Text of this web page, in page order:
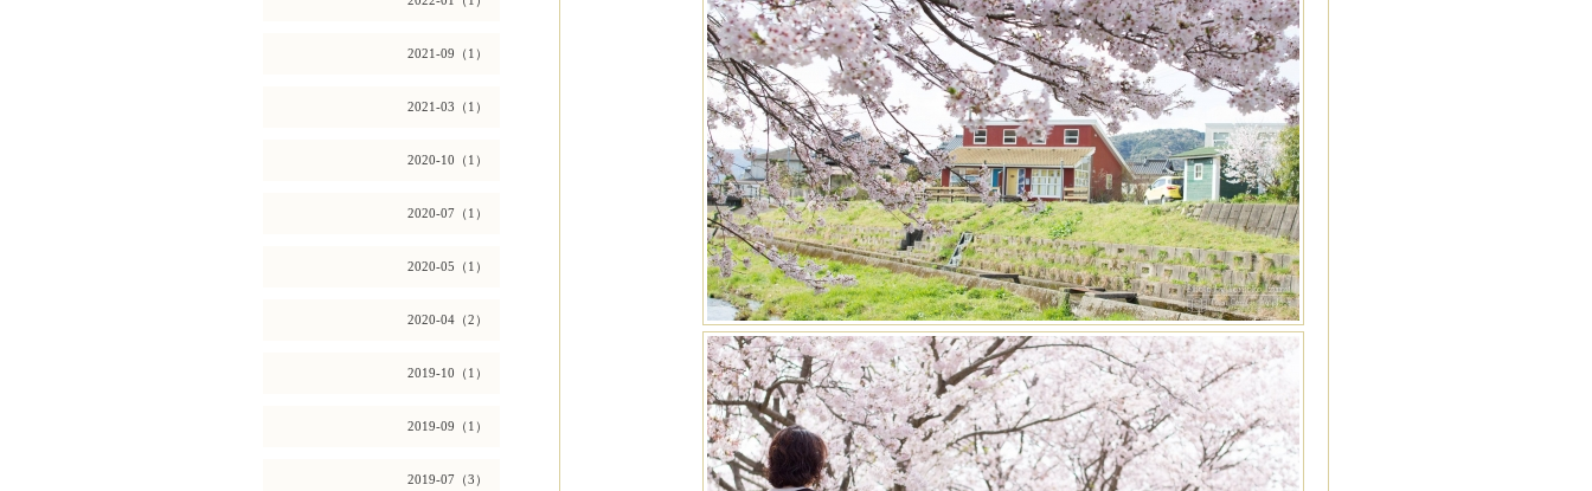
2021-09（1）
2021-03（1）
2020-10（1）
2020-07（1）
2020-05（1）
2020-04（2）
2019-10（1）
2019-09（1）
2019-07（3）